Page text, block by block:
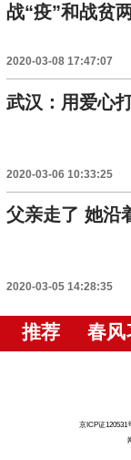
战“疫”和战贫
2020-03-08 17:47:07
武汉：用爱心
2020-03-06 10:33:25
父亲走了 她沿
2020-03-05 14:28:35
推荐 春风
京ICP证